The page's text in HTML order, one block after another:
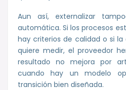
Aun así, externalizar
automática. Si los procesos
hay criterios de calidad o si
quiere medir, el proveedor
resultado no mejora por
cuando hay un modelo
transición bien diseñada.